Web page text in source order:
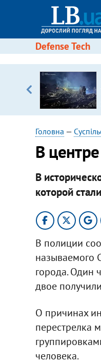
Defense Tech
Головна —
В
В
которой
В полиции
называемого
города. Один
двое
О причинах
перестрелка
человека.